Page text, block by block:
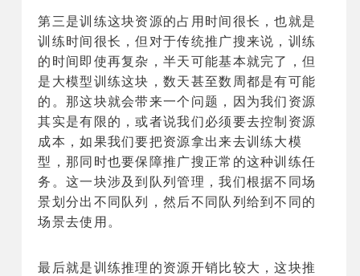
第三是训练这块资源的占用时间很长，也就是
训练时间很长，但对于传统推广搜来说，训练
的时间即使再复杂，半天可能基本就完了，但
是大模型训练这块，数天甚至数周都是有可能
的。那这块就会带来一个问题，因为我们资源
其实是有限的，或者说我们必须要去控制资源
成本，如果我们要把资源拿出来去训练大模
型，那同时也要保障推广搜正常的这种训练任
务。这一块涉及到队列管理，我们根据不同场
景划分出不同队列，然后不同队列给到不同的
场景去使用。
最后就是训练推理的资源开销比较大，这块推